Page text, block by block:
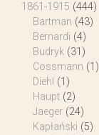
1861-1915 (444)
Bartman (43)
Bernardi (4)
Budryk (31)
Cossmann (1)
Diehl (1)
Haupt (2)
Jaeger (24)
Kapłański (5)